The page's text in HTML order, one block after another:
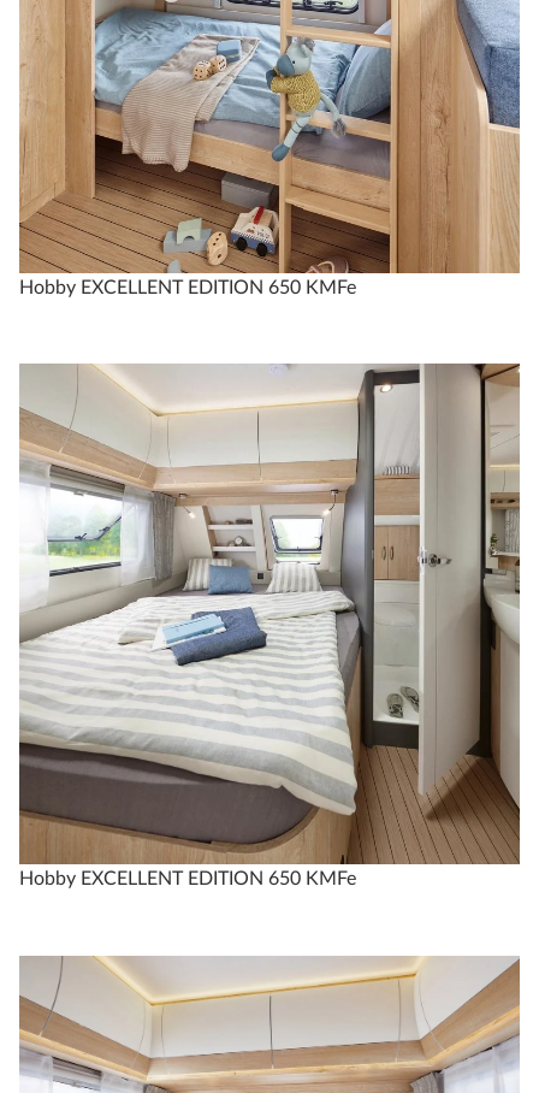
Konfigurer
Sammenlign
Tekniske data
650 KMFe
3 2
fra 318.950 kr.
Konfigurer
Sammenlign
Tekniske data
Hobby EXCELLENT EDITION 650 KMFe
Hobby EXCELLENT EDITION 650 KMFe